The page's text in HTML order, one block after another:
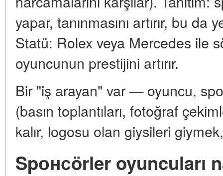
yapar, tanınmasını artırır, bu
Statü: Rolex veya Mercedes ile
oyuncunun prestijini artırır.
Bir "iş arayan" var — oyuncu,
(basın toplantıları, fotoğraf
kalır, logosu olan giysileri
Spонсörler oyuncuları